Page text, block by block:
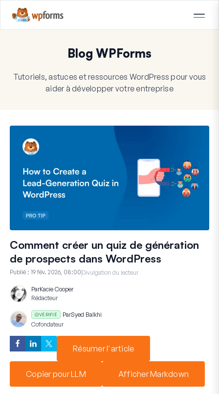
Blog WPForms
Tutoriels, astuces et ressources WordPress pour vous
aider à développer votre entreprise
Comment créer un quiz de génération
de prospects dans WordPress
Publié : 19 fév. 2026, 08:00 Divulgation du lecteur
ParKacie Cooper
Rédacteur
VÉRIFIÉ ParSyed Balkhi
Cofondateur
Résumer l'article
Copier pour LLM Afficher Markdown